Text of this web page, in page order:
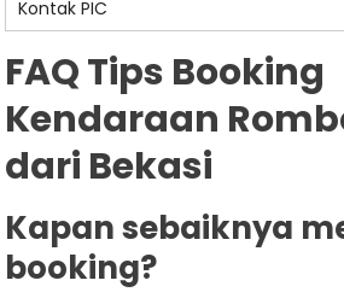
Kontak PIC
FAQ Tips Booking
Kendaraan
dari Bekasi
Kapan sebaiknya
booking?